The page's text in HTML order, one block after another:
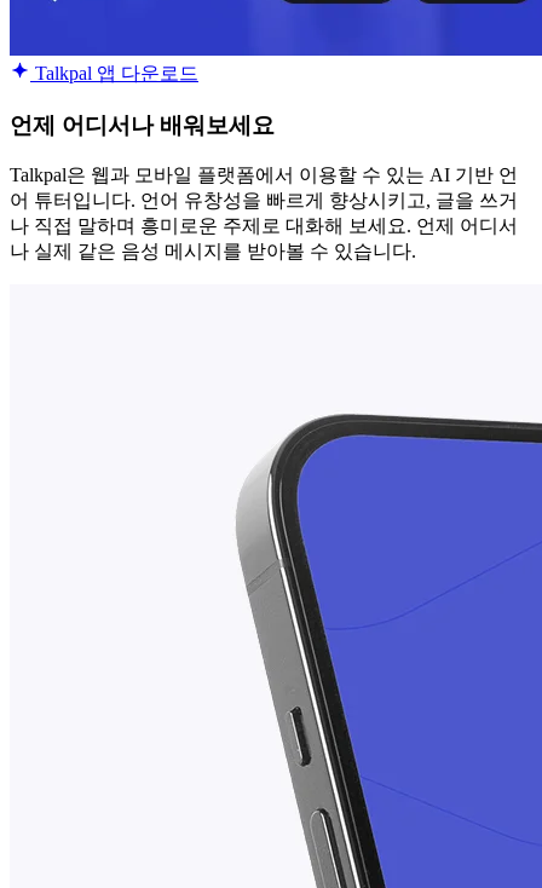
Talkpal 앱 다운로드
언제 어디서나 배워보세요
Talkpal은 웹과 모바일 플랫폼에서 이용할 수 있는 AI 기반 언
어 튜터입니다. 언어 유창성을 빠르게 향상시키고, 글을 쓰거
나 직접 말하며 흥미로운 주제로 대화해 보세요. 언제 어디서
나 실제 같은 음성 메시지를 받아볼 수 있습니다.